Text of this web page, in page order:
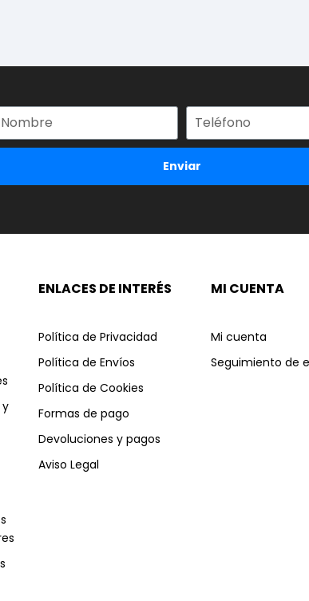
Enviar
ENLACES DE INTERÉS
Política de Privacidad
Política de Envíos
Política de Cookies
Formas de pago
Devoluciones y pagos
Aviso Legal
MI CUENTA
Mi cuenta
Seguimiento de